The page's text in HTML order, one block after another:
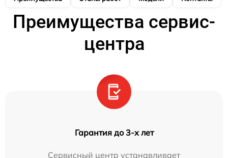
Преимущества сервис-
центра
Гарантия до 3-х лет
Сервисный центр устанавливает